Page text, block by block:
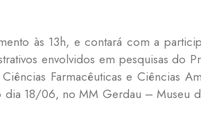
às 13h, e contará com a
envolvidos em pesquisas do
Farmacêuticas e Ciências
dia 18/06, no MM Gerdau – Museu